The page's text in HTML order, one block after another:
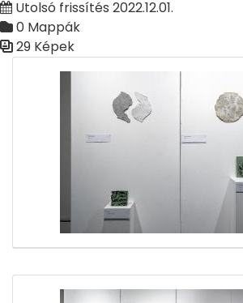
Utolsó frissítés 2022.12.01.
0 Mappák
29 Képek